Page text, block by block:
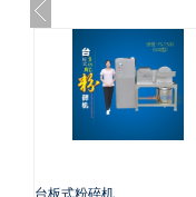
台板式粉碎机